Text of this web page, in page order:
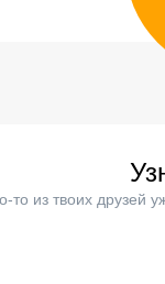
то из твоих друзей